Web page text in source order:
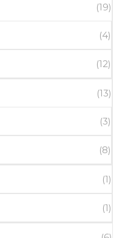
(19)
(4)
(12)
(13)
(3)
(8)
(1)
(1)